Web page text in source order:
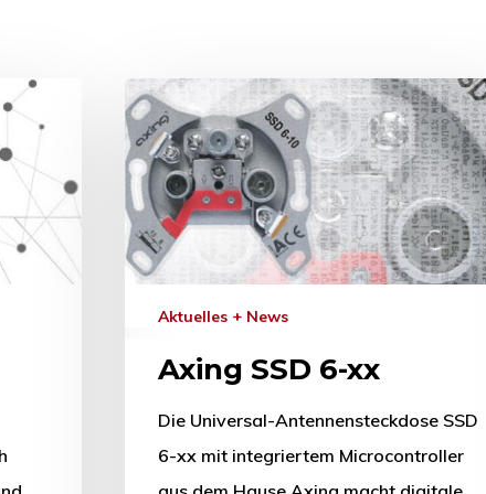
zum Schließen.
Aktuelles + News
Axing SSD 6-xx
Die Universal-Antennensteckdose SSD
6-xx mit integriertem Microcontroller